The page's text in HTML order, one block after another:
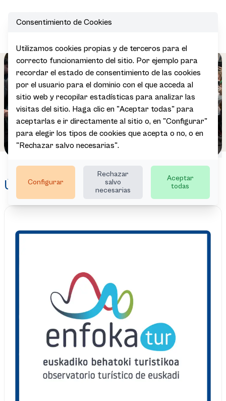
Últimas noticias
Consentimiento de Cookies
Utilizamos cookies propias y de terceros para el
correcto funcionamiento del sitio. Por ejemplo para
recordar el estado de consentimiento de las cookies
por el usuario para el dominio con el que acceda al
sitio web y recopilar estadísticas para analizar las
visitas del sitio. Haga clic en "Aceptar todas" para
aceptarlas e ir directamente al sitio o, en "Configurar"
para elegir los tipos de cookies que acepta o no, o en
"Rechazar salvo necesarias".
Configurar
Rechazar
salvo
necesarias
Aceptar
todas